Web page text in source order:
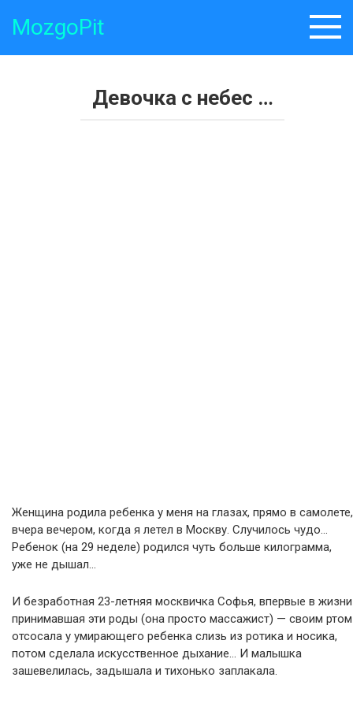
MozgoPit
Девочка с небес …
Женщина родила ребенка у меня на глазах, прямо в самолете,
вчера вечером, когда я летел в Москву. Случилось чудо…
Ребенок (на 29 неделе) родился чуть больше килограмма,
уже не дышал…
И безработная 23-летняя москвичка Софья, впервые в жизни
принимавшая эти роды (она просто массажист) — своим ртом
отсосала у умирающего ребенка слизь из ротика и носика,
потом сделала искусственное дыхание… И малышка
зашевелилась, задышала и тихонько заплакала.